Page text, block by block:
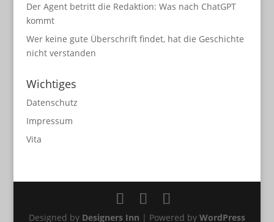
Der Agent betritt die Redaktion: Was nach ChatGPT
kommt
Wer keine gute Überschrift findet, hat die Geschichte
nicht verstanden
Wichtiges
Datenschutz
Impressum
Vita
Designed by Designers Inn | Powered by WordPress